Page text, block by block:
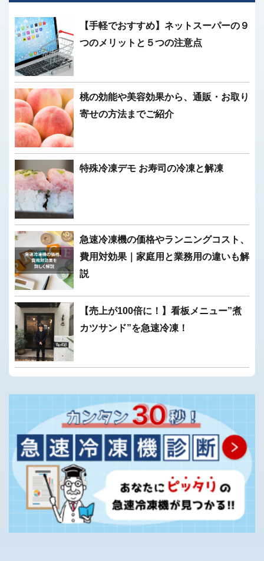
【手軽でおすすめ】ネットスーパーの９
つのメリットと５つの注意点
桃の効能や美容効果から、通販・お取り
寄せの方法までご紹介
特殊冷凍デモ お寿司の冷凍と解凍
急速冷凍機の価格やランニングコスト、
費用対効果｜家庭用と業務用の違いも解
説
【売上が100倍に！】看板メニュー”煮
カツサンド”を急速冷凍！